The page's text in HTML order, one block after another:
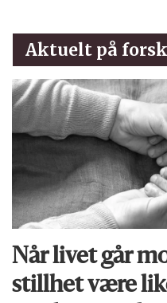
Aktuelt på
Når livet går
stillhet være